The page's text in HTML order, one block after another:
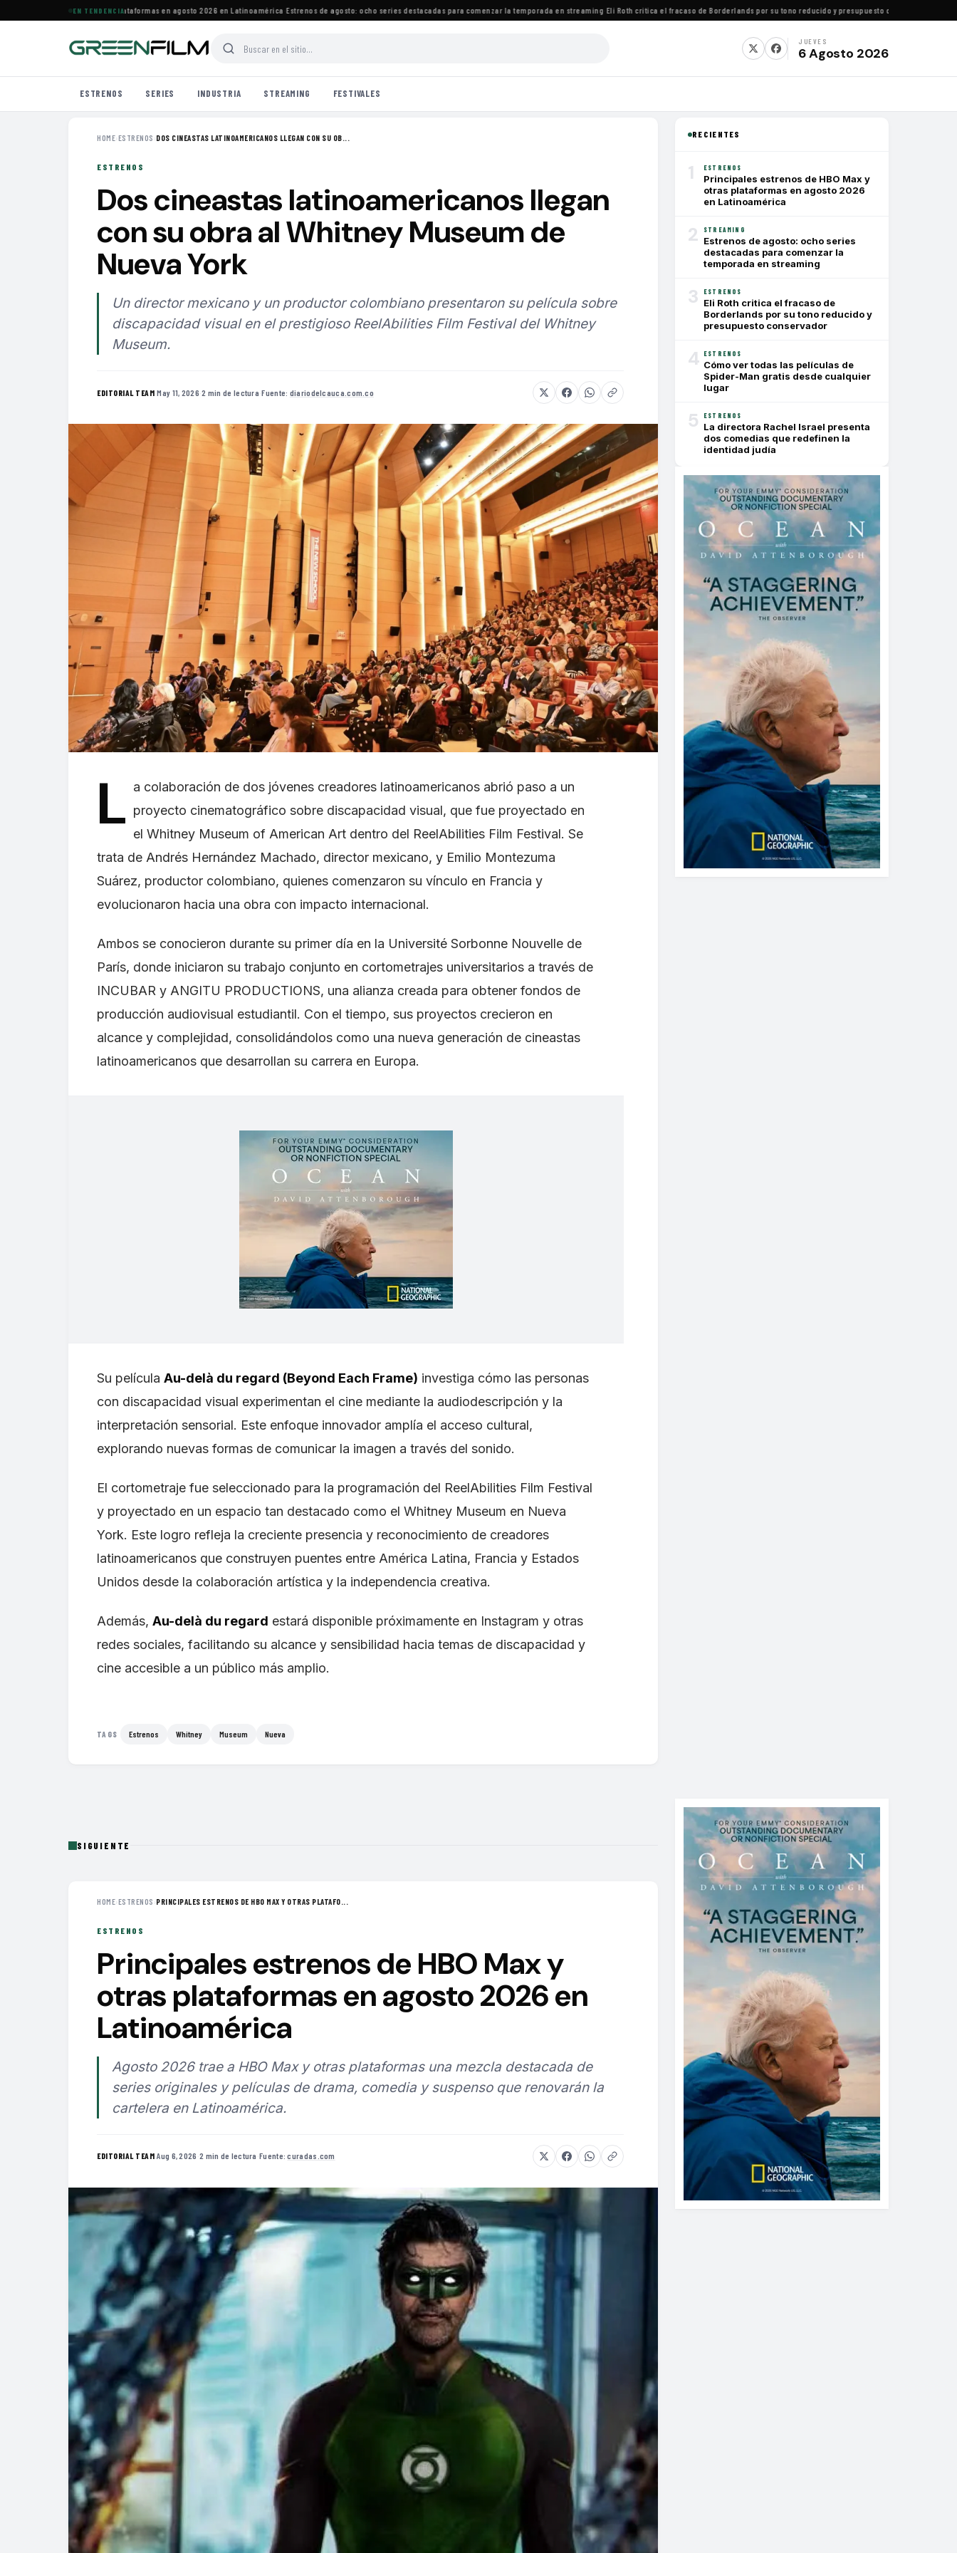
EN TENDENCIA
de HBO Max y otras plataformas en agosto 2026 en Latinoamérica·Estrenos de agosto: ocho series destacadas para comenzar la temporada en streaming·Eli Roth critica el fracaso de Borderlands por su tono reducido y presupuesto conservador
JUEVES
6 Agosto 2026
ESTRENOS SERIES INDUSTRIA STREAMING FESTIVALES
HOME›ESTRENOS ›DOS CINEASTAS LATINOAMERICANOS LLEGAN CON SU OB...
ESTRENOS
Dos cineastas latinoamericanos llegan
con su obra al Whitney Museum de
Nueva York
Un director mexicano y un productor colombiano presentaron su película sobre
discapacidad visual en el prestigioso ReelAbilities Film Festival del Whitney
Museum.
EDITORIAL TEAM·May 11, 2026·2 min de lectura·Fuente: diariodelcauca.com.co
L a colaboración de dos jóvenes creadores latinoamericanos abrió paso a un
proyecto cinematográfico sobre discapacidad visual, que fue proyectado en
el Whitney Museum of American Art dentro del ReelAbilities Film Festival. Se
trata de Andrés Hernández Machado, director mexicano, y Emilio Montezuma
Suárez, productor colombiano, quienes comenzaron su vínculo en Francia y
evolucionaron hacia una obra con impacto internacional.
Ambos se conocieron durante su primer día en la Université Sorbonne Nouvelle de
París, donde iniciaron su trabajo conjunto en cortometrajes universitarios a través de
INCUBAR y ANGITU PRODUCTIONS, una alianza creada para obtener fondos de
producción audiovisual estudiantil. Con el tiempo, sus proyectos crecieron en
alcance y complejidad, consolidándolos como una nueva generación de cineastas
latinoamericanos que desarrollan su carrera en Europa.
Su película Au-delà du regard (Beyond Each Frame) investiga cómo las personas
con discapacidad visual experimentan el cine mediante la audiodescripción y la
interpretación sensorial. Este enfoque innovador amplía el acceso cultural,
explorando nuevas formas de comunicar la imagen a través del sonido.
El cortometraje fue seleccionado para la programación del ReelAbilities Film Festival
y proyectado en un espacio tan destacado como el Whitney Museum en Nueva
York. Este logro refleja la creciente presencia y reconocimiento de creadores
latinoamericanos que construyen puentes entre América Latina, Francia y Estados
Unidos desde la colaboración artística y la independencia creativa.
Además, Au-delà du regard estará disponible próximamente en Instagram y otras
redes sociales, facilitando su alcance y sensibilidad hacia temas de discapacidad y
cine accesible a un público más amplio.
TAGS Estrenos Whitney Museum Nueva
RECIENTES
1 ESTRENOS
Principales estrenos de HBO Max y
otras plataformas en agosto 2026
en Latinoamérica
2 STREAMING
Estrenos de agosto: ocho series
destacadas para comenzar la
temporada en streaming
3 ESTRENOS
Eli Roth critica el fracaso de
Borderlands por su tono reducido y
presupuesto conservador
4 ESTRENOS
Cómo ver todas las películas de
Spider-Man gratis desde cualquier
lugar
5 ESTRENOS
La directora Rachel Israel presenta
dos comedias que redefinen la
identidad judía
SIGUIENTE
HOME›ESTRENOS ›PRINCIPALES ESTRENOS DE HBO MAX Y OTRAS PLATAFO...
ESTRENOS
Principales estrenos de HBO Max y
otras plataformas en agosto 2026 en
Latinoamérica
Agosto 2026 trae a HBO Max y otras plataformas una mezcla destacada de
series originales y películas de drama, comedia y suspenso que renovarán la
cartelera en Latinoamérica.
EDITORIAL TEAM·Aug 6, 2026 ·2 min de lectura ·Fuente:curadas.com